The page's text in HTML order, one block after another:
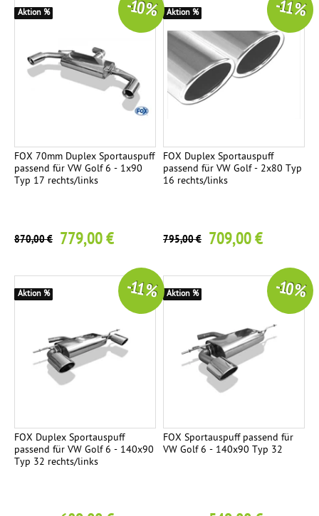
FOX 70mm Duplex Sportauspuff
passend für VW Golf 6 - 1x90
Typ 17 rechts/links
870,00 € 779,00 €
-10 %
Aktion %
FOX Duplex Sportauspuff
passend für VW Golf - 2x80 Typ
16 rechts/links
795,00 € 709,00 €
-11 %
Aktion %
FOX Duplex Sportauspuff
passend für VW Golf 6 - 140x90
Typ 32 rechts/links
-11 %
Aktion %
FOX Sportauspuff passend für
VW Golf 6 - 140x90 Typ 32
-10 %
Aktion %